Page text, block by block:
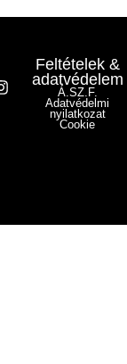
Feltételek &
adatvédelem
Á.SZ.F.
Adatvédelmi
nyilatkozat
Cookie